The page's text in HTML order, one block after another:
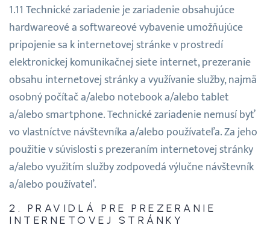
Technické zariadenie je zariadenie obsahujúce
hardwareové a softwareové vybavenie umožňujúce
pripojenie sa k internetovej stránke v prostredí
elektronickej komunikačnej siete internet, prezeranie
obsahu internetovej stránky a využívanie služby, najmä
osobný počítač a/alebo notebook a/alebo tablet
a/alebo smartphone. Technické zariadenie nemusí byť
vo vlastníctve návštevníka a/alebo používateľa. Za jeho
použitie v súvislosti s prezeraním internetovej stránky
a/alebo využitím služby zodpovedá výlučne návštevník
a/alebo používateľ.
PRAVIDLÁ PRE PREZERANIE
INTERNETOVEJ STRÁNKY